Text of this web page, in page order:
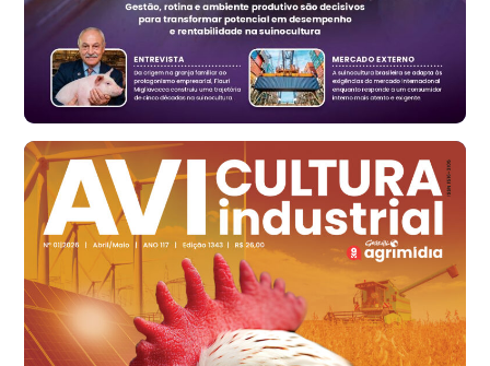
Vermelho
R$ 171,15
cx
Ovo Branco - Regional
Santa Maria do Jetibá (ES)
R$ 139,43
cx
Ovo Branco - Regional
Recife (PE)
R$ 149,79
cx
Ovo Vermelho - Regional
Recife (PE)